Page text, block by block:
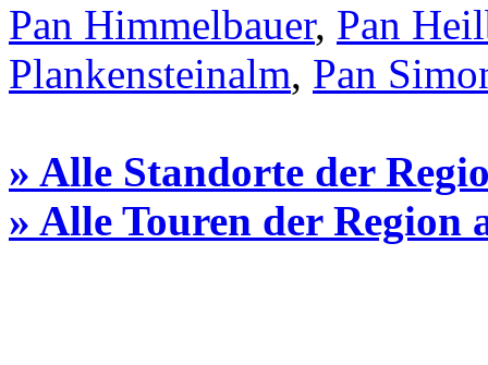
Pan Himmelbauer, Pan
Plankensteinalm, Pan
» Alle Standorte der
» Alle Touren der Region